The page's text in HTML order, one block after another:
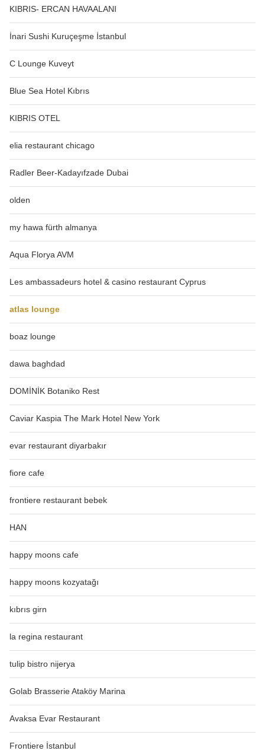
KIBRIS- ERCAN HAVAALANI
İnari Sushi Kuruçeşme İstanbul
C Lounge Kuveyt
Blue Sea Hotel Kıbrıs
KIBRIS OTEL
elia restaurant chicago
Radler Beer-Kadayıfzade Dubai
olden
my hawa fürth almanya
Aqua Florya AVM
Les ambassadeurs hotel & casino restaurant Cyprus
atlas lounge
boaz lounge
dawa baghdad
DOMİNİK Botaniko Rest
Caviar Kaspia The Mark Hotel New York
evar restaurant diyarbakır
fiore cafe
frontiere restaurant bebek
HAN
happy moons cafe
happy moons kozyatağı
kıbrıs girn
la regina restaurant
tulip bistro nijerya
Golab Brasserie Ataköy Marina
Avaksa Evar Restaurant
Frontiere İstanbul